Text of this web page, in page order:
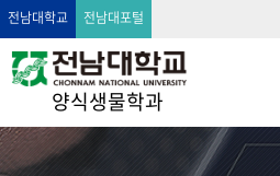
전남대학교 전남대포털
양식생물학과